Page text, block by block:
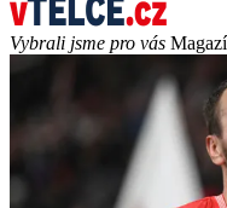
Vybrali jsme pro vás